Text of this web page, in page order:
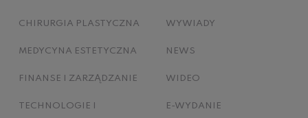
CHIRURGIA PLASTYCZNA
MEDYCYNA ESTETYCZNA
FINANSE I ZARZĄDZANIE
TECHNOLOGIE I
WYWIADY
NEWS
WIDEO
E-WYDANIE